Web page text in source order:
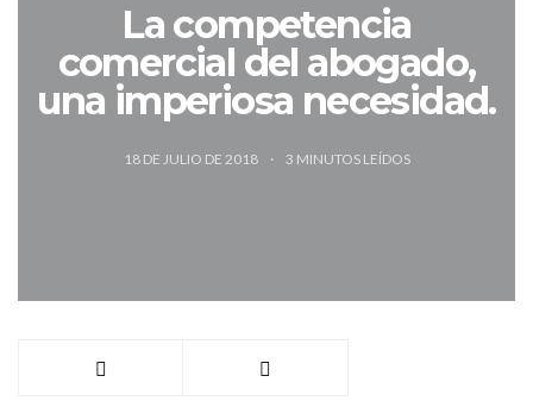
La competencia
comercial del abogado,
una imperiosa necesidad.
18 DE JULIO DE 2018 3 MINUTOS LEÍDOS